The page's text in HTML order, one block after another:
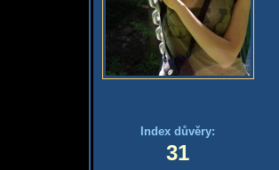
Index důvěry:
31